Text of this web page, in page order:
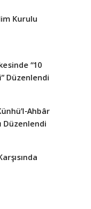
Kurulu
“10
Düzenlendi
Ahbâr
Düzenlendi